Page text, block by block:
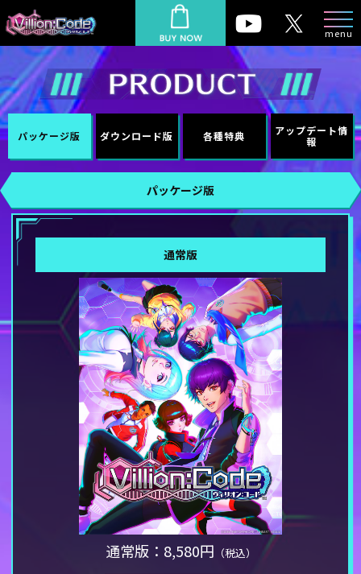
パッケージ版 ダウンロード版 各種特典
アップデート情
報
パッケージ版
通常版
通常版：8,580円 （税込）